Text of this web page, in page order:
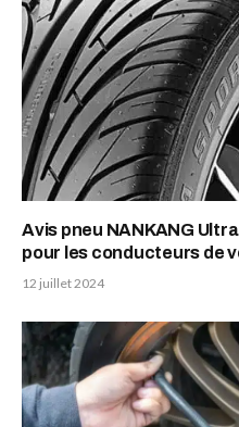
Avis pneu NANKANG
pour les conducteurs de
12 juillet 2024